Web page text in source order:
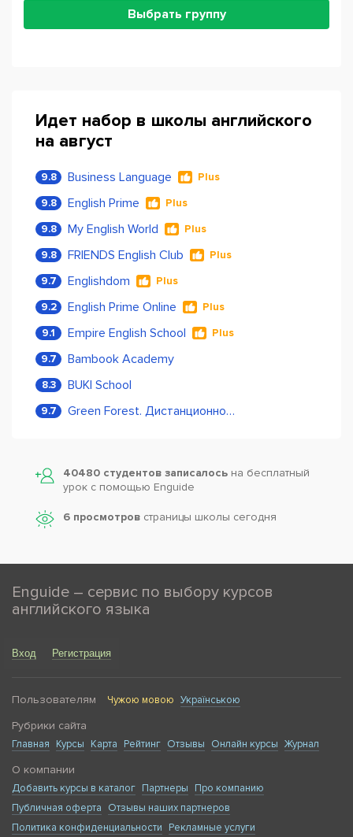
Выбрать группу
Идет набор в школы английского
на август
9.8 Business Language Plus
9.8 English Prime Plus
9.8 My English World Plus
9.8 FRIENDS English Club Plus
9.7 Englishdom Plus
9.2 English Prime Online Plus
9.1 Empire English School Plus
9.7 Bambook Academy
8.3 BUKI School
9.7 Green Forest. Дистанционное обучение
40480 студентов записалось на бесплатный
урок с помощью Enguide
6 просмотров страницы школы сегодня
Enguide – сервис по выбору курсов
английского языка
Вход Регистрация
Пользователям Чужою мовою Українською
Рубрики сайта
Главная Курсы Карта Рейтинг Отзывы Онлайн курсы Журнал
О компании
Добавить курсы в каталог Партнеры
Про компанию
Публичная оферта
Отзывы наших партнеров
Политика конфиденциальности
Рекламные услуги